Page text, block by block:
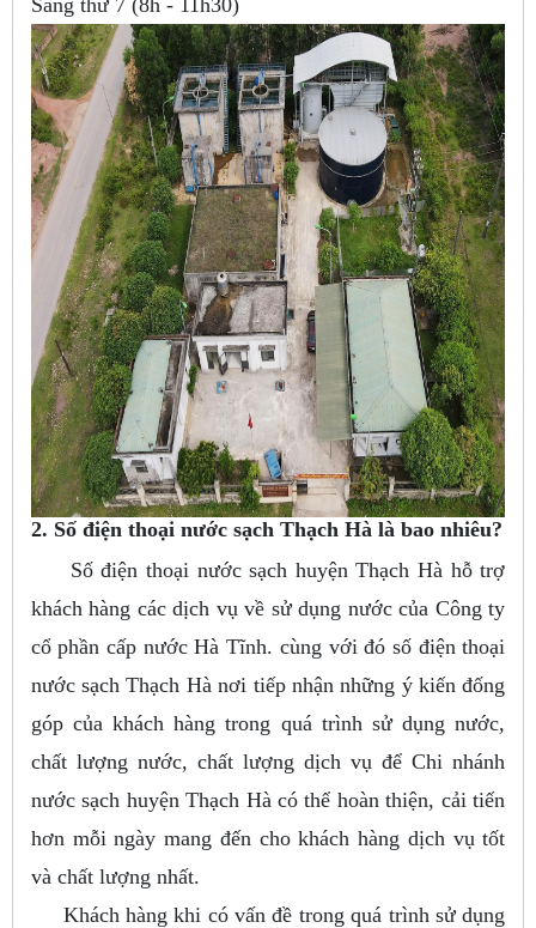
Sáng thứ 7 (8h - 11h30)
2. Số điện thoại nước sạch Thạch Hà là bao nhiêu?
Số điện thoại nước sạch huyện Thạch Hà hỗ trợ
khách hàng các dịch vụ về sử dụng nước của Công ty
cổ phần cấp nước Hà Tĩnh. cùng với đó số điện thoại
nước sạch Thạch Hà nơi tiếp nhận những ý kiến đống
góp của khách hàng trong quá trình sử dụng nước,
chất lượng nước, chất lượng dịch vụ để Chi nhánh
nước sạch huyện Thạch Hà có thể hoàn thiện, cải tiến
hơn mỗi ngày mang đến cho khách hàng dịch vụ tốt
và chất lượng nhất.
Khách hàng khi có vấn đề trong quá trình sử dụng